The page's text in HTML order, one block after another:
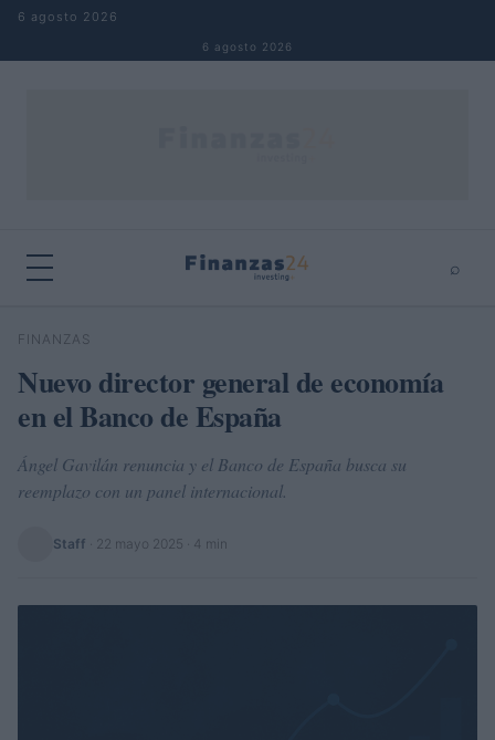
Saltar al contenido
6 agosto 2026
6 agosto 2026
⌕
Buscar
FINANZAS
Nuevo director general de economía
en el Banco de España
Ángel Gavilán renuncia y el Banco de España busca su
reemplazo con un panel internacional.
Staff 22 mayo 2025 · 4 min